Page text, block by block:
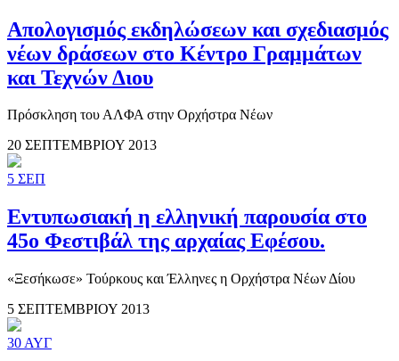
Απολογισμός εκδηλώσεων και σχεδιασμός
νέων δράσεων στο Κέντρο Γραμμάτων
και Τεχνών Διου
Πρόσκληση του ΑΛΦΑ στην Ορχήστρα Νέων
20 ΣΕΠΤΕΜΒΡΙΟΥ 2013
5 ΣΕΠ
Εντυπωσιακή η ελληνική παρουσία στο
45ο Φεστιβάλ της αρχαίας Εφέσου.
«Ξεσήκωσε» Τούρκους και Έλληνες η Ορχήστρα Νέων Δίου
5 ΣΕΠΤΕΜΒΡΙΟΥ 2013
30 ΑΥΓ